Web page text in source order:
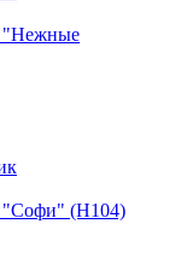
"Нежные
"Софи" (H104)